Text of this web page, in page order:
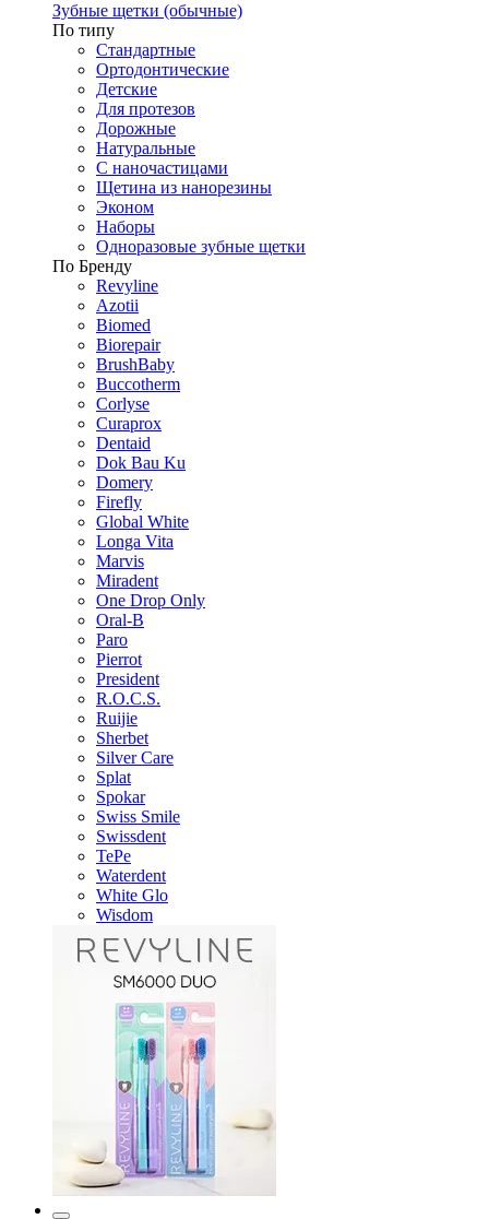
Зубные щетки (обычные)
По типу
Стандартные
Ортодонтические
Детские
Для протезов
Дорожные
Натуральные
С наночастицами
Щетина из нанорезины
Эконом
Наборы
Одноразовые зубные щетки
По Бренду
Revyline
Azotii
Biomed
Biorepair
BrushBaby
Buccotherm
Corlyse
Curaprox
Dentaid
Dok Bau Ku
Domery
Firefly
Global White
Longa Vita
Marvis
Miradent
One Drop Only
Oral-B
Paro
Pierrot
President
R.O.C.S.
Ruijie
Sherbet
Silver Care
Splat
Spokar
Swiss Smile
Swissdent
TePe
Waterdent
White Glo
Wisdom